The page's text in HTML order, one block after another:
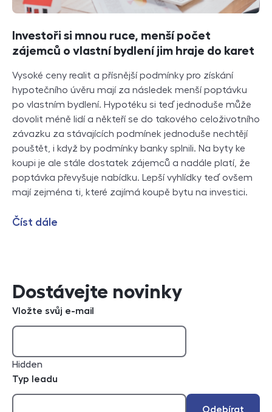
Investoři si mnou ruce, menší počet
zájemců o vlastní bydlení jim hraje do karet
Vysoké ceny realit a přísnější podmínky pro získání
hypotečního úvěru mají za následek menší poptávku
po vlastním bydlení. Hypotéku si teď jednoduše může
dovolit méně lidí a někteří se do takového celoživotního
závazku za stávajících podmínek jednoduše nechtějí
pouštět, i když by podmínky banky splnili. Na byty ke
koupi je ale stále dostatek zájemců a nadále platí, že
poptávka převyšuje nabídku. Lepší vyhlídky teď ovšem
mají zejména ti, které zajímá koupě bytu na investici.
Číst dále
Dostávejte novinky
Vložte svůj e-mail
Hidden
Typ leadu
Odebírat